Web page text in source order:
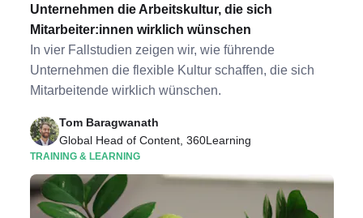
Unternehmen die Arbeitskultur, die sich
Mitarbeiter:innen wirklich wünschen
In vier Fallstudien zeigen wir, wie führende
Unternehmen die flexible Kultur schaffen, die sich
Mitarbeitende wirklich wünschen.
Tom Baragwanath
Global Head of Content, 360Learning
TRAINING & LEARNING